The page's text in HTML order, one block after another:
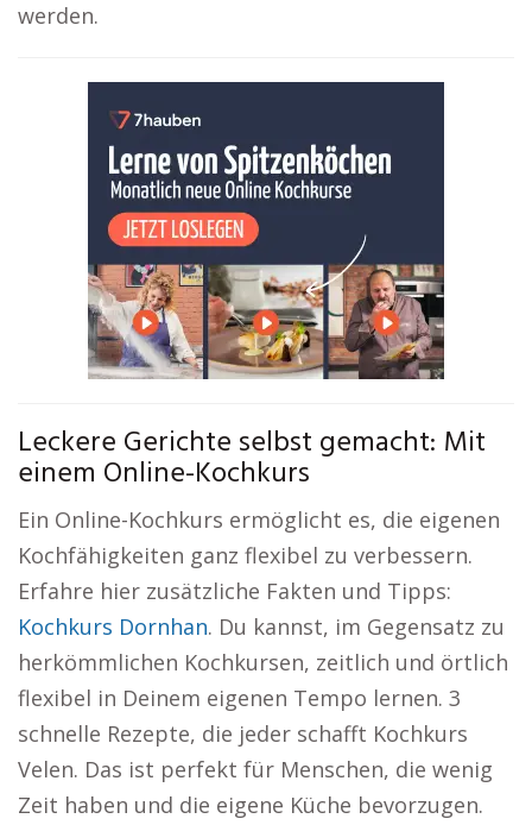
werden.
Leckere Gerichte selbst gemacht: Mit
einem Online-Kochkurs
Ein Online-Kochkurs ermöglicht es, die eigenen
Kochfähigkeiten ganz flexibel zu verbessern.
Erfahre hier zusätzliche Fakten und Tipps:
Kochkurs Dornhan. Du kannst, im Gegensatz zu
herkömmlichen Kochkursen, zeitlich und örtlich
flexibel in Deinem eigenen Tempo lernen. 3
schnelle Rezepte, die jeder schafft Kochkurs
Velen. Das ist perfekt für Menschen, die wenig
Zeit haben und die eigene Küche bevorzugen.